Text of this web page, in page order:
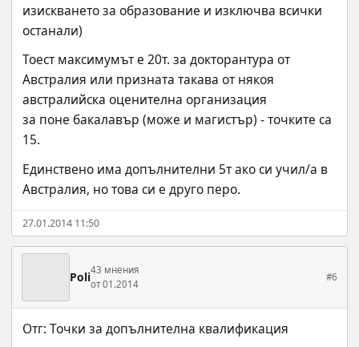
изискването за образование и изключва всички
останали)
Тоест максимумът е 20т. за докторантура от
Австралия или призната такава от някоя
австралийска оценителна организация
за поне бакалавър (може и магистър) - точките са
15.
Единствено има допълнителни 5т ако си учил/а в
Австралия, но това си е друго перо.
27.01.2014 11:50
Poli43 мнения
от 01.2014
#6